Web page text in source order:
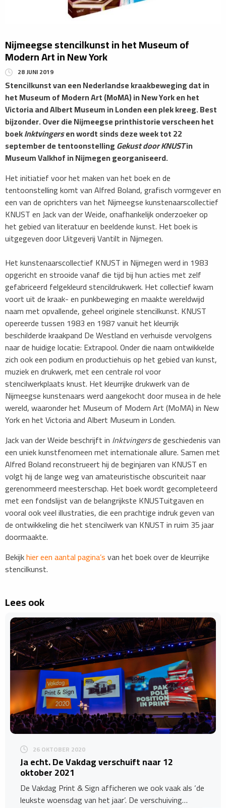
Nijmeegse stencilkunst in het Museum of
Modern Art in New York
28 JUNI 2019
Stencilkunst van een Nederlandse kraakbeweging dat in
het Museum of Modern Art (MoMA) in New York en het
Victoria and Albert Museum in Londen een plek kreeg. Best
bijzonder. Over die Nijmeegse printhistorie verscheen het
boekInktvingersen wordt sinds deze week tot 22
september de tentoonstellingGekust door KNUSTin
Museum Valkhof in Nijmegen georganiseerd.
Het initiatief voor het maken van het boek en de
tentoonstelling komt van Alfred Boland, grafisch vormgever en
een van de oprichters van het Nijmeegse kunstenaarscollectief
KNUST en Jack van der Weide, onafhankelijk onderzoeker op
het gebied van literatuur en beeldende kunst. Het boek is
uitgegeven door Uitgeverij Vantilt in Nijmegen.
Het kunstenaarscollectief KNUST in Nijmegen werd in 1983
opgericht en strooide vanaf die tijd bij hun acties met zelf
gefabriceerd felgekleurd stencildrukwerk. Het collectief kwam
voort uit de kraak- en punkbeweging en maakte wereldwijd
naam met opvallende, geheel originele stencilkunst. KNUST
opereerde tussen 1983 en 1987 vanuit het kleurrijk
beschilderde kraakpand De Westland en verhuisde vervolgens
naar de huidige locatie: Extrapool. Onder die naam ontwikkelde
zich ook een podium en productiehuis op het gebied van kunst,
muziek en drukwerk, met een centrale rol voor
stencilwerkplaats knust. Het kleurrijke drukwerk van de
Nijmeegse kunstenaars werd aangekocht door musea in de hele
wereld, waaronder het Museum of Modern Art (MoMA) in New
York en het Victoria and Albert Museum in Londen.
Jack van der Weide beschrijft in Inktvingersde geschiedenis van
een uniek kunstfenomeen met internationale allure. Samen met
Alfred Boland reconstrueert hij de beginjaren van KNUST en
volgt hij de lange weg van amateuristische obscuriteit naar
gerenommeerd meesterschap. Het boek wordt gecompleteerd
met een fondslijst van de belangrijkste KNUSTuitgaven en
vooral ook veel illustraties, die een prachtige indruk geven van
de ontwikkeling die het stencilwerk van KNUST in ruim 35 jaar
doormaakte.
Bekijkhier een aantal pagina’svan het boek over de kleurrijke
stencilkunst.
Lees ook
26 OKTOBER 2020
Ja echt. De Vakdag verschuift naar 12
oktober 2021
De Vakdag Print & Sign afficheren we ook vaak als ‘de
leukste woensdag van het jaar’. De verschuiving…